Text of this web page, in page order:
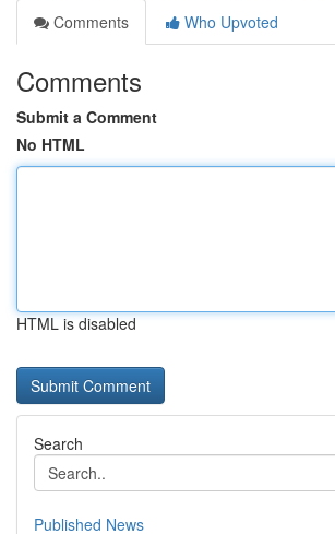
Comments
Who Upvoted
Comments
Submit a Comment
No HTML
HTML is disabled
Search
Published News